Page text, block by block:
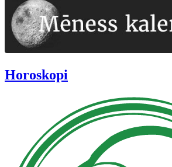
Horoskopi